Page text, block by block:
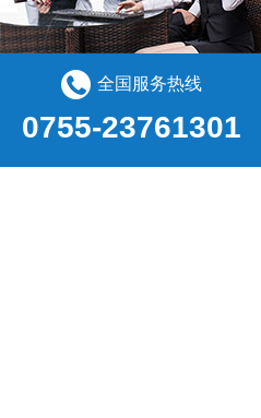
全国服务热线
0755-23761301